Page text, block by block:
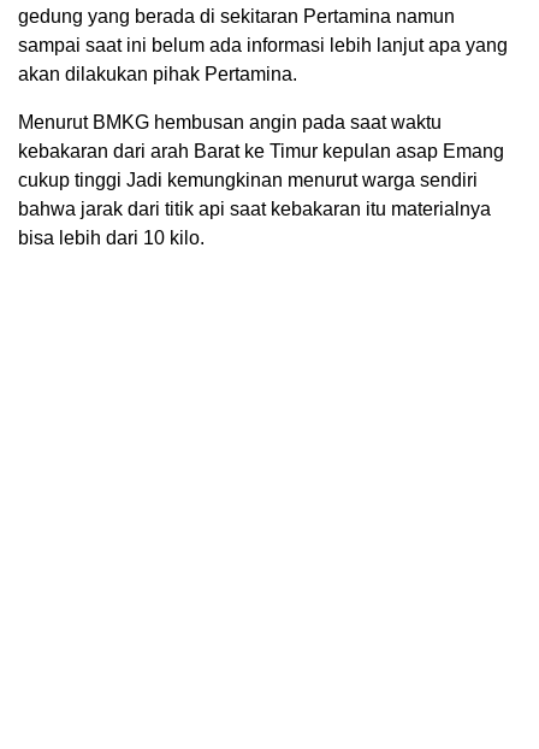
akan dilakukan pihak Pertamina.
Menurut BMKG hembusan angin pada saat waktu
cukup tinggi Jadi kemungkinan menurut warga sendiri
bahwa jarak dari titik api saat kebakaran itu materialnya
bisa lebih dari 10 kilo.